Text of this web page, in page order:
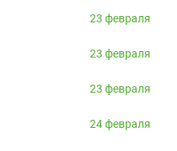
23 февраля
23 февраля
23 февраля
24 февраля